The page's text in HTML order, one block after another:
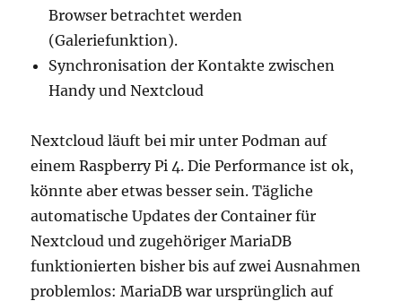
Browser betrachtet werden
(Galeriefunktion).
Synchronisation der Kontakte zwischen
Handy und Nextcloud
Nextcloud läuft bei mir unter Podman auf
einem Raspberry Pi 4. Die Performance ist ok,
könnte aber etwas besser sein. Tägliche
automatische Updates der Container für
Nextcloud und zugehöriger MariaDB
funktionierten bisher bis auf zwei Ausnahmen
problemlos: MariaDB war ursprünglich auf